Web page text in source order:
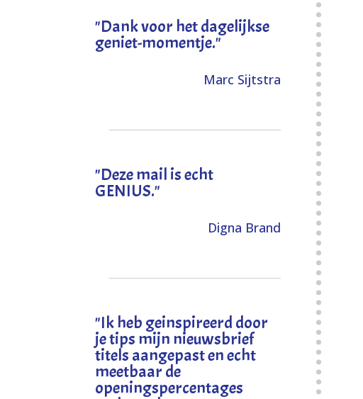
"Dank voor het dagelijkse
geniet-momentje."
Marc Sijtstra
"Deze mail is echt
GENIUS."
Digna Brand
"Ik heb geinspireerd door
je tips mijn nieuwsbrief
titels aangepast en echt
meetbaar de
openingspercentages